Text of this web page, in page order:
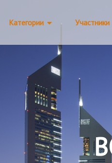
Категории Участники